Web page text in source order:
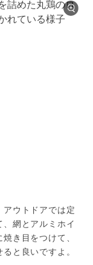
ウトドアでは定
網とアルミホイ
き目をつけて、
と良いですよ。